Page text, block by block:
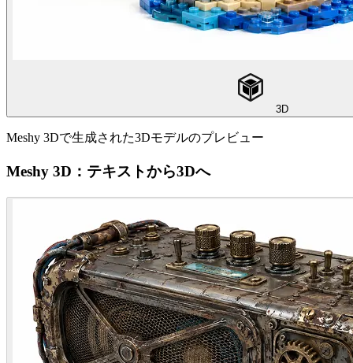
3D
Meshy 3Dで生成された3Dモデルのプレビュー
Meshy 3D：テキストから3Dへ